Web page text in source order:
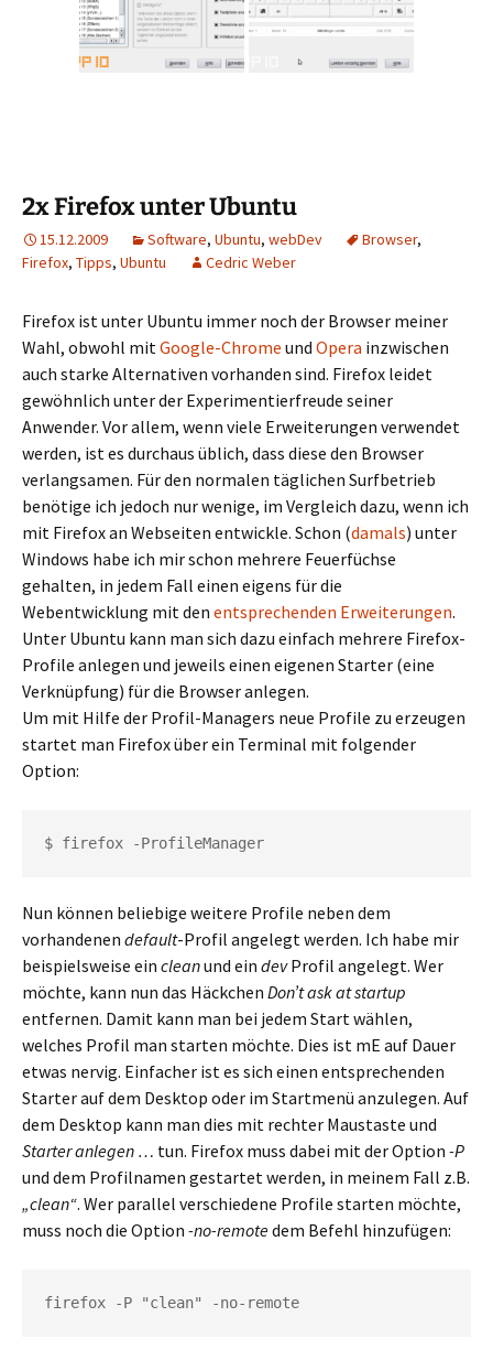
2x Firefox unter Ubuntu
15.12.2009 Software, Ubuntu, webDev Browser,
Firefox, Tipps, Ubuntu Cedric Weber
Firefox ist unter Ubuntu immer noch der Browser meiner
Wahl, obwohl mitGoogle-Chrome und Opera inzwischen
auch starke Alternativen vorhanden sind. Firefox leidet
gewöhnlich unter der Experimentierfreude seiner
Anwender. Vor allem, wenn viele Erweiterungen verwendet
werden, ist es durchaus üblich, dass diese den Browser
verlangsamen. Für den normalen täglichen Surfbetrieb
benötige ich jedoch nur wenige, im Vergleich dazu, wenn ich
mit Firefox an Webseiten entwickle. Schon (damals) unter
Windows habe ich mir schon mehrere Feuerfüchse
gehalten, in jedem Fall einen eigens für die
Webentwicklung mit den entsprechenden Erweiterungen.
Unter Ubuntu kann man sich dazu einfach mehrere Firefox-
Profile anlegen und jeweils einen eigenen Starter (eine
Verknüpfung) für die Browser anlegen.
Um mit Hilfe der Profil-Managers neue Profile zu erzeugen
startet man Firefox über ein Terminal mit folgender
Option:
$ firefox -ProfileManager
Nun können beliebige weitere Profile neben dem
vorhandenen default-Profil angelegt werden. Ich habe mir
beispielsweise ein cleanund ein devProfil angelegt. Wer
möchte, kann nun das Häckchen Don’t ask at startup
entfernen. Damit kann man bei jedem Start wählen,
welches Profil man starten möchte. Dies ist mE auf Dauer
etwas nervig. Einfacher ist es sich einen entsprechenden
Starter auf dem Desktop oder im Startmenü anzulegen. Auf
dem Desktop kann man dies mit rechter Maustaste und
Starter anlegen … tun. Firefox muss dabei mit der Option -P
und dem Profilnamen gestartet werden, in meinem Fall z.B.
„clean“. Wer parallel verschiedene Profile starten möchte,
muss noch die Option -no-remotedem Befehl hinzufügen:
firefox -P "clean" -no-remote